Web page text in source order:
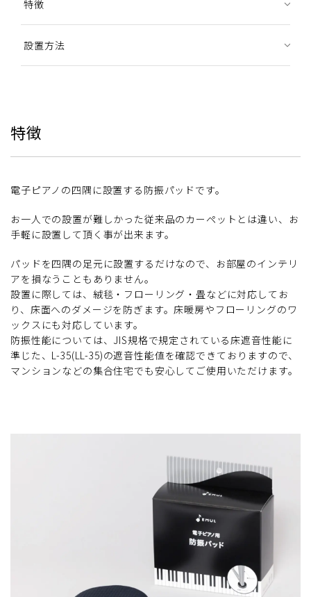
特徴
設置方法
特徴
電子ピアノの四隅に設置する防振パッドです。
お一人での設置が難しかった従来品のカーペットとは違い、お
手軽に設置して頂く事が出来ます。
パッドを四隅の足元に設置するだけなので、お部屋のインテリ
アを損なうこともありません。
設置に際しては、絨毯・フローリング・畳などに対応してお
り、床面へのダメージを防ぎます。床暖房やフローリングのワ
ックスにも対応しています。
防振性能については、JIS規格で規定されている床遮音性能に
準じた、L-35(LL-35)の遮音性能値を確認できておりますので、
マンションなどの集合住宅でも安心してご使用いただけます。